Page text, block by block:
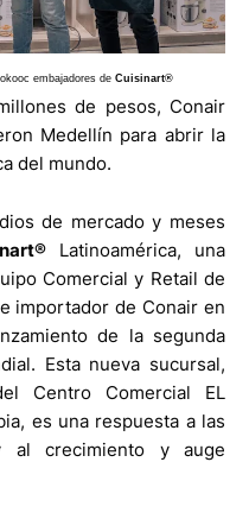
embajadores de Cuisinart®
de pesos, Conair
Medellín para abrir la
del mundo.
de mercado y meses
Latinoamérica, una
Comercial y Retail de
importador de Conair en
de la segunda
Esta nueva sucursal,
Centro Comercial EL
es una respuesta a las
al crecimiento y auge